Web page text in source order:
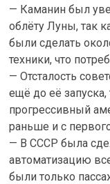
— Каманин был
облёту Луны, так
были сделать
техники, что
— Отсталость
ещё до её
прогрессивный
раньше и с
— В СССР была
автоматизацию
были только